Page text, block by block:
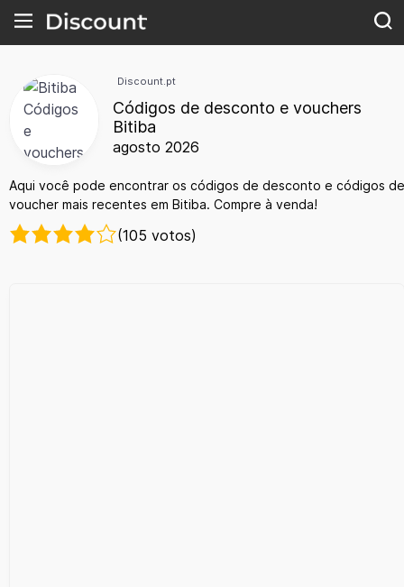
Discount.pt
Códigos de desconto e vouchers
Bitiba
agosto 2026
Aqui você pode encontrar os códigos de desconto e códigos de
voucher mais recentes em Bitiba. Compre à venda!
(105 votos)